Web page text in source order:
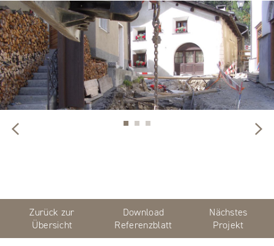
Zurück zur
Übersicht
Download
Referenzblatt
Nächstes
Projekt